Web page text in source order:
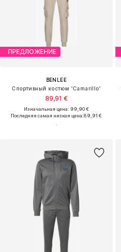
ПРЕДЛОЖЕНИЕ
BENLEE
Спортивный костюм 'Camarillo'
89,91 €
Изначальная цена: 99,90 €
Последняя самая низкая цена:89,91 €